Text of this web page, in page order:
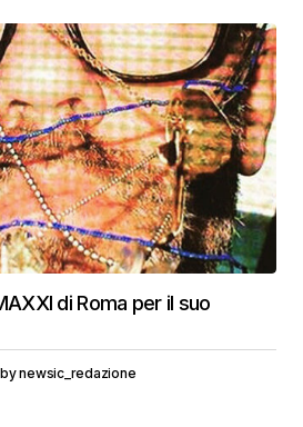
di Roma per il suo
bynewsic_redazione